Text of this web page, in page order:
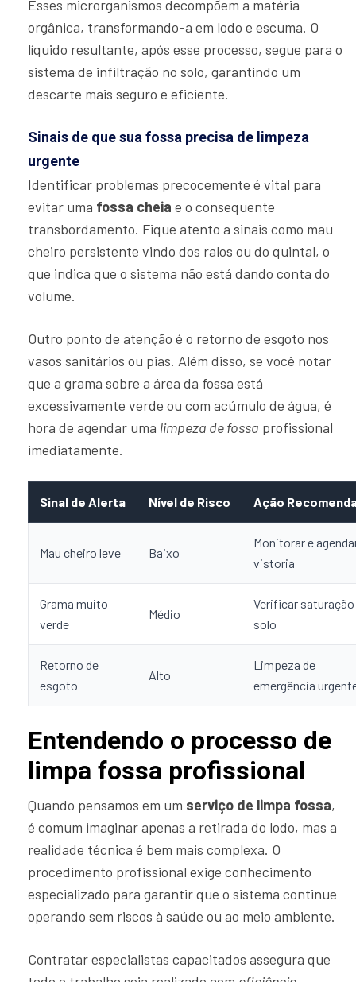
Esses microrganismos decompõem a matéria
orgânica, transformando-a em lodo e escuma. O
líquido resultante, após esse processo, segue para o
sistema de infiltração no solo, garantindo um
descarte mais seguro e eficiente.
Sinais de que sua fossa precisa de limpeza
urgente
Identificar problemas precocemente é vital para
evitar uma fossa cheia e o consequente
transbordamento. Fique atento a sinais como mau
cheiro persistente vindo dos ralos ou do quintal, o
que indica que o sistema não está dando conta do
volume.
Outro ponto de atenção é o retorno de esgoto nos
vasos sanitários ou pias. Além disso, se você notar
que a grama sobre a área da fossa está
excessivamente verde ou com acúmulo de água, é
hora de agendar uma limpeza de fossa profissional
imediatamente.
Sinal de Alerta Nível de Risco Ação
Mau cheiro leve Baixo
Monitorar e
vistoria
Grama muito
verde
Médio
Verificar
solo
Retorno de
esgoto
Alto
Limpeza de
emergência
Entendendo o processo de
limpa fossa profissional
Quando pensamos em um serviço de limpa fossa,
é comum imaginar apenas a retirada do lodo, mas a
realidade técnica é bem mais complexa. O
procedimento profissional exige conhecimento
especializado para garantir que o sistema continue
operando sem riscos à saúde ou ao meio ambiente.
Contratar especialistas capacitados assegura que